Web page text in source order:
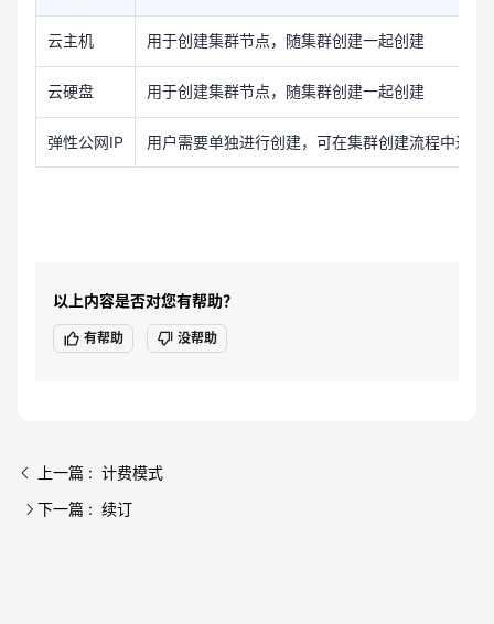
云主机 用于创建集群节点，随集群创建一起创建
云硬盘 用于创建集群节点，随集群创建一起创建
弹性公网IP 用户需要单独进行创建，可在集群创建流程中进行
以上内容是否对您有帮助？
有帮助 没帮助
上一篇 : 计费模式
下一篇 : 续订